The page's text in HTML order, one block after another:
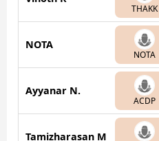
THAKK
NOTA
NOTA
Ayyanar N.
ACDP
Tamizharasan M